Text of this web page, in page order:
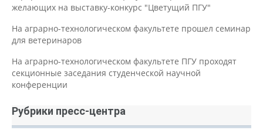
желающих на выставку-конкурс "Цветущий ПГУ"
На аграрно-технологическом факультете прошел семинар
для ветеринаров
На аграрно-технологическом факультете ПГУ проходят
секционные заседания студенческой научной
конференции
Рубрики пресс-центра